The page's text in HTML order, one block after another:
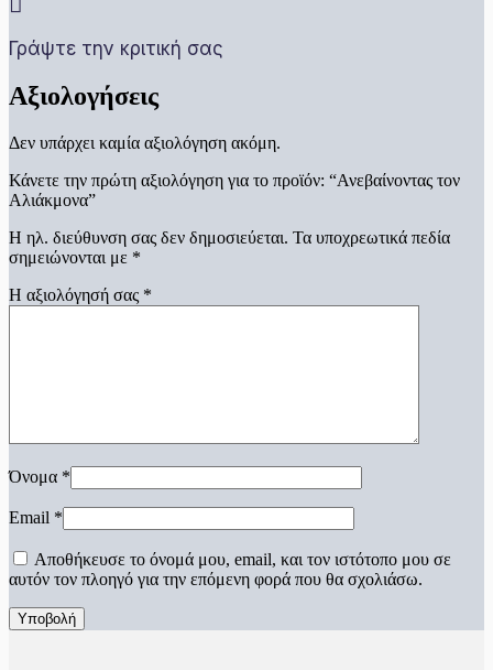
Γράψτε την κριτική σας
Αξιολογήσεις
Δεν υπάρχει καμία αξιολόγηση ακόμη.
Κάνετε την πρώτη αξιολόγηση για το προϊόν: “Ανεβαίνοντας τον
Αλιάκμονα”
Η ηλ. διεύθυνση σας δεν δημοσιεύεται. Τα υποχρεωτικά πεδία
σημειώνονται με *
Η αξιολόγησή σας *
Όνομα *
Email *
Αποθήκευσε το όνομά μου, email, και τον ιστότοπο μου σε
αυτόν τον πλοηγό για την επόμενη φορά που θα σχολιάσω.